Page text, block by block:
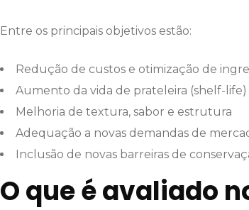
Entre os principais objetivos estão:
Redução de custos e otimização de
Aumento da vida de prateleira (shelf-life)
Melhoria de textura, sabor e estrutura
Adequação a novas demandas de
Inclusão de novas barreiras de
O que é avaliado